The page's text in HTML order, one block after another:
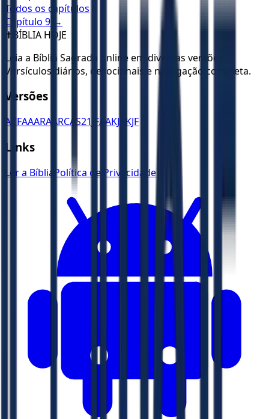
Todos os capítulos
Capítulo 9 →
✝️ BÍBLIA HOJE
Leia a Bíblia Sagrada online em diversas versões.
Versículos diários, devocionais e navegação completa.
Versões
ACFAAARA ARCAS21 JFAAKJA KJF
Links
Ler a Bíblia Política de Privacidade